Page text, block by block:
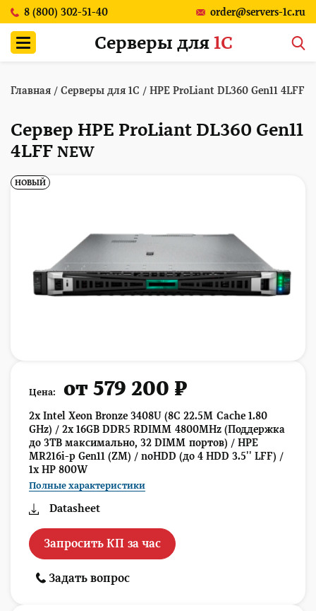
8 (800) 302-51-40 order@servers-1c.ru
Серверы для 1С
Главная / Серверы для 1С / HPE ProLiant DL360 Gen11 4LFF
Сервер HPE ProLiant DL360 Gen11
4LFF NEW
НОВЫЙ
Цена: от 579 200 ₽
2x Intel Xeon Bronze 3408U (8C 22.5M Cache 1.80
GHz) / 2x 16GB DDR5 RDIMM 4800MHz (Поддержка
до 3TB максимально, 32 DIMM портов) / HPE
MR216i-p Gen11 (ZM) / noHDD (до 4 HDD 3.5'' LFF) /
1x HP 800W
Полные характеристики
Datasheet
Запросить КП за час
Задать вопрос